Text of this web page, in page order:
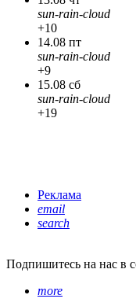
sun-rain-cloud
+10
14.08 пт
sun-rain-cloud
+9
15.08 сб
sun-rain-cloud
+19
Реклама
email
search
Подпишитесь на нас в
more